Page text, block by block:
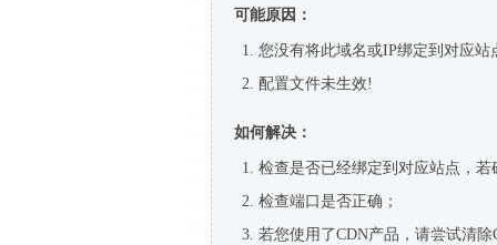
可能原因：
您没有将此域名或IP绑定到对应站
配置文件未生效!
如何解决：
检查是否已经绑定到对应站点，
检查端口是否正确；
若您使用了CDN产品，请尝试清除